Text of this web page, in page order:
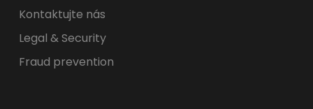
Kontaktujte nás
Legal & Security
Fraud prevention